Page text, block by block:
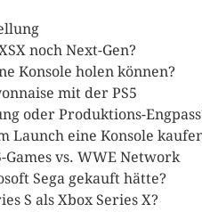
noch Next-Gen?
Konsole holen können?
mit der PS5
oder Produktions-
Launch eine Konsole
Games vs. WWE Network
Sega gekauft hätte?
S als Xbox Series X?